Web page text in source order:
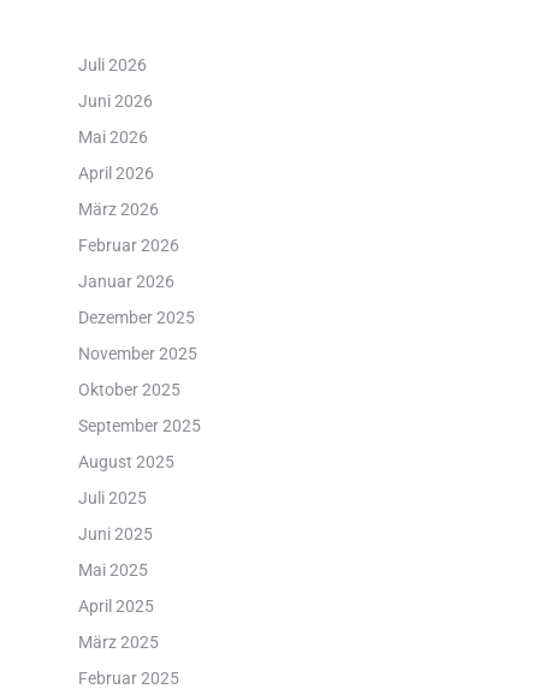
Juli 2026
Juni 2026
Mai 2026
April 2026
März 2026
Februar 2026
Januar 2026
Dezember 2025
November 2025
Oktober 2025
September 2025
August 2025
Juli 2025
Juni 2025
Mai 2025
April 2025
März 2025
Februar 2025